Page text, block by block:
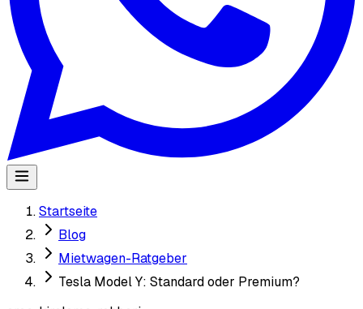
Startseite
Blog
Mietwagen-Ratgeber
Tesla Model Y: Standard oder Premium?